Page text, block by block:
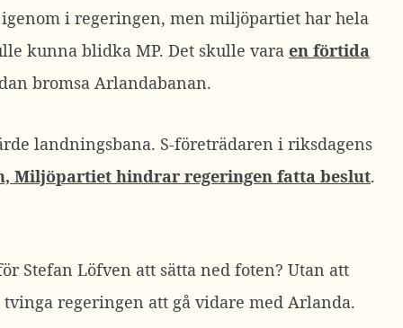
i regeringen, men miljöpartiet har hela
kunna blidka MP. Det skulle vara en förtida
bromsa Arlandabanan.
landningsbana. S-företrädaren i riksdagens
Miljöpartiet hindrar regeringen fatta beslut.
Stefan Löfven att sätta ned foten? Utan att
tvinga regeringen att gå vidare med Arlanda.